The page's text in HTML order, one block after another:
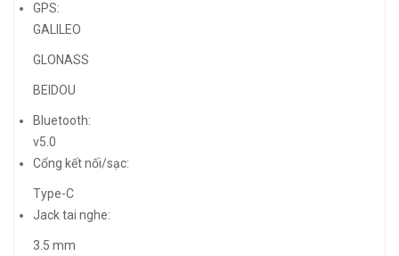
GPS:
GALILEO
GLONASS
BEIDOU
Bluetooth:
v5.0
Cổng kết nối/sạc:
Type-C
Jack tai nghe:
3.5 mm